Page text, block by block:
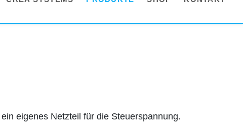
eigenes Netzteil für die Steuerspannung.